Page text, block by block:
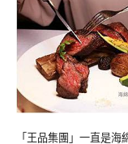
「王品集團」一直是